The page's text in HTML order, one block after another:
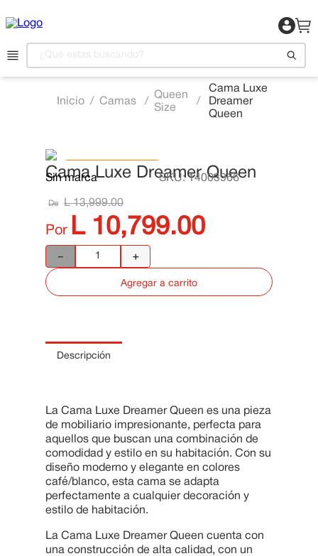
Camas
Queen
Size
Cama Luxe
Dreamer
Queen
📍 Ver Existencias
Cama Luxe Dreamer Queen
Sin marca SKU:14003966
De L 13,999.00
Por L 10,799.00
＋
－
Agregar a carrito
Descripción
La Cama Luxe Dreamer Queen es una pieza
de mobiliario impresionante, perfecta para
aquellos que buscan una combinación de
comodidad y estilo en su habitación. Con su
diseño moderno y elegante en colores
café/blanco, esta cama se adapta
perfectamente a cualquier decoración y
estilo de habitación.
La Cama Luxe Dreamer Queen cuenta con
una construcción de alta calidad, con un
Motocicleta
3.
4. Televisor
. Camas
. Aire Acondicionado
Lavadora
8.